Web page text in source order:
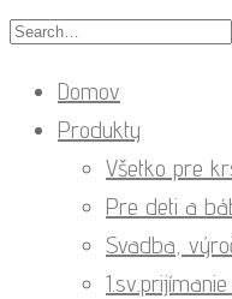
Domov
Produkty
Všetko pre
Pre deti a
Svadba,